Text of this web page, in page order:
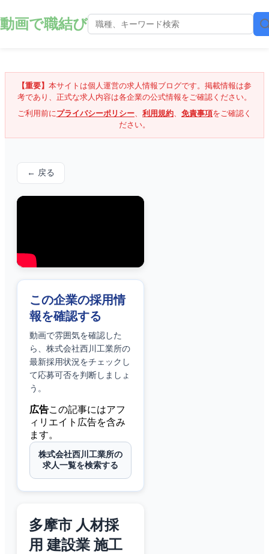
動画で職結び
【重要】 本サイトは個人運営の求人情報ブログです。掲載情報は参
考であり、正式な求人内容は各企業の公式情報をご確認ください。
ご利用前にプライバシーポリシー、 利用規約、 免責事項をご確認く
ださい。
← 戻る
この企業の採用情
報を確認する
動画で雰囲気を確認した
ら、 株式会社西川工業所の
最新採用状況をチェックし
て応募可否を判断しましょ
う。
広告この記事にはアフ
ィリエイト広告を含み
ます。
株式会社西川工業所の
求人一覧を検索する
多摩市 人材採
用 建設業 施工